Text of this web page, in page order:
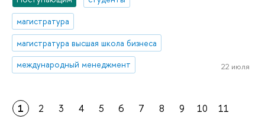
магистратура
магистратура высшая школа бизнеса
международный менеджмент
22 июля
1 2 3 4 5 6 7 8 9 10
11